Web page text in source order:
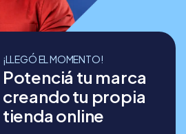
¡LLEGÓ EL MOMENTO!
Potenciá tu marca
creando tu propia
tienda online